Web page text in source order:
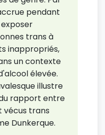
pendant
trans à
inappropriés,
un contexte
élevée.
illustre
rapport entre
vécus trans
Dunkerque.